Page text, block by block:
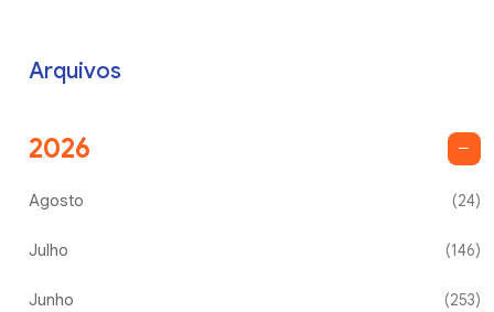
Arquivos
2026
Agosto (24)
Julho (146)
Junho (253)